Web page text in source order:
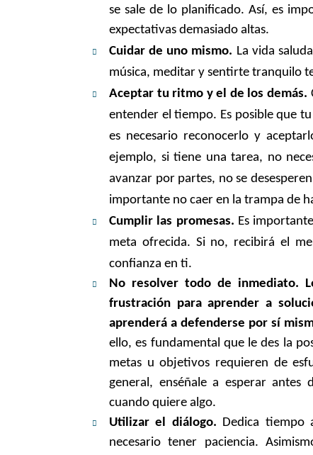
se sale de lo planificado. Así, es
expectativas demasiado altas.
Cuidar de uno mismo. La vida
música, meditar y sentirte tranquilo
Aceptar tu ritmo y el de los demás.
entender el tiempo. Es posible que
es necesario reconocerlo y
ejemplo, si tiene una tarea, no
avanzar por partes, no se
importante no caer en la trampa de
Cumplir las promesas. Es
meta ofrecida. Si no, recibirá el
confianza en ti.
No resolver todo de inmediato.
frustración para aprender a
aprenderá a defenderse por sí
ello, es fundamental que le des la
metas u objetivos requieren de
general, enséñale a esperar
cuando quiere algo.
Utilizar el diálogo. Dedica
necesario tener paciencia.